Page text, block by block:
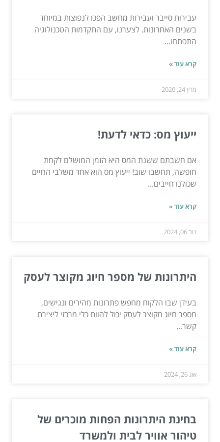
עבירות סייבר ועבירות מחשב הפכו לנפוצות במיוחד
בשנים האחרונות. לצערנו, עם התקדמות הטכנולוגיה
התפתחו...
קרא עוד »
מרץ 24, 2020
ייעוץ מס: כדאי לדעת!
אם חשבתם ששנת המס היא הזמן המושלם לקחת
חופשה, תחשבו שוב! ייעוץ מס הוא אחד משלבי החיים
שכולנו חייבים...
קרא עוד »
נוב 06, 2024
היתרונות של מספר חיוג מקוצר לעסק
בעידן שבו הלקוח מחפש פתרונות מהירים ונגישים,
מספר חיוג מקוצר לעסק יכול להוות כלי מרכזי ליצירת
קשר...
קרא עוד »
אוג 26, 2024
בחינת היתרונות הפחות מוכרים של
טיהור אוויר לבית ולמשרד